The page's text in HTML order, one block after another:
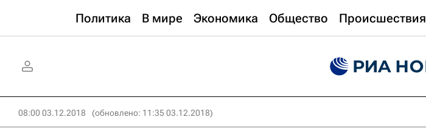
Политика В мире Экономика Общество Происшествия
08:00 03.12.2018 (обновлено: 11:35 03.12.2018)